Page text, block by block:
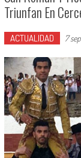
Triunfan En
ACTUALIDAD 7